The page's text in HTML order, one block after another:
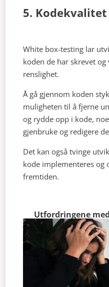
5. Kodekvalitet
White box-testing lar
koden de har skrevet
renslighet.
Å gå gjennom koden
muligheten til å fjerne
og rydde opp i kode,
gjenbruke og redigere
Det kan også tvinge
kode implementeres og
fremtiden.
Utfordringene